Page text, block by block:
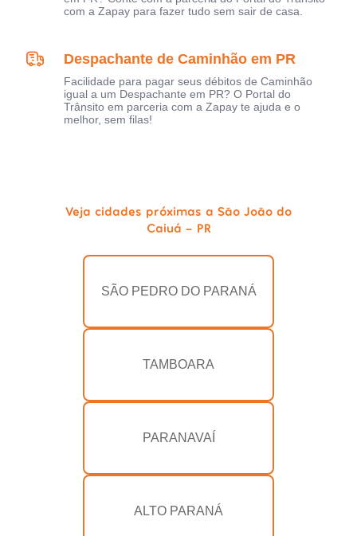
com a Zapay para fazer tudo sem sair de casa.
Despachante de Caminhão em PR
Facilidade para pagar seus débitos de Caminhão
igual a um Despachante em PR? O Portal do
Trânsito em parceria com a Zapay te ajuda e o
melhor, sem filas!
Veja cidades próximas a São João do
Caiuá - PR
SÃO PEDRO DO PARANÁ
TAMBOARA
PARANAVAÍ
ALTO PARANÁ